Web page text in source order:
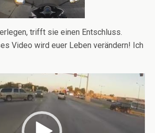
trifft sie einen Entschluss.
Video wird euer Leben verändern! Ich